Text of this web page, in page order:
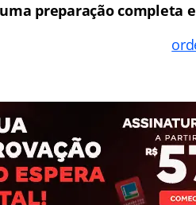
uma preparação completa